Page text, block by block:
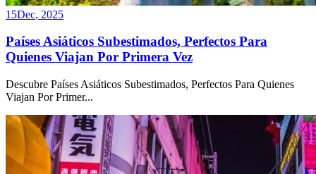
15Dec, 2025
Países Asiáticos Subestimados, Perfectos Para
Quienes Viajan Por Primera Vez
Descubre Países Asiáticos Subestimados, Perfectos Para Quienes
Viajan Por Primer...